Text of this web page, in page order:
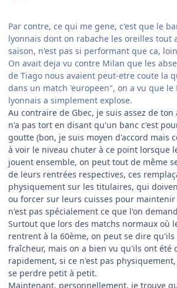
Par contre, ce qui me gene, c'est que le
lyonnais dont on rabache les oreilles tout
saison, n'est pas si performant que ca,
On avait deja vu contre Milan que les
de Tiago nous avaient peut-etre coute la
dans un match 'europeen", on a vu que le
lyonnais a simplement explose.
Au contraire de Gbec, je suis assez de ton
n'a pas tort en disant qu'un banc c'est
goutte (bon, je suis moyen d'accord mais
à voir le niveau chuter à ce point lorsque
jouent ensemble, on peut tout de même
de leurs rentrées respectives, ces
physiquement sur les titulaires, qui
ou forcer sur leurs cuisses pour maintenir
n'est pas spécialement ce que l'on
Surtout que lors des matchs normaux où
rentrent à la 60ème, on peut se dire
fraîcheur, mais on a bien vu qu'ils ont été
rapidement, si ce n'est pas
se perdre petit à petit.
Maintenant, personnellement, je trouve